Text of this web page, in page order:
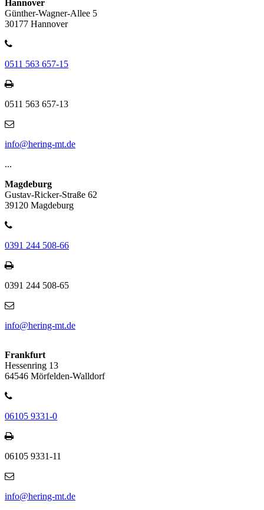
Hannover
Günther-Wagner-Allee 5
30177 Hannover
0511 563 657-15
0511 563 657-13
info@hering-mt.de
...
Magdeburg
Gustav-Ricker-Straße 62
39120 Magdeburg
0391 244 508-66
0391 244 508-65
info@hering-mt.de
Frankfurt
Hessenring 13
64546 Mörfelden-Walldorf
06105 9331-0
06105 9331-11
info@hering-mt.de